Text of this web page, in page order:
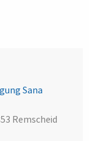
Sana
Remscheid